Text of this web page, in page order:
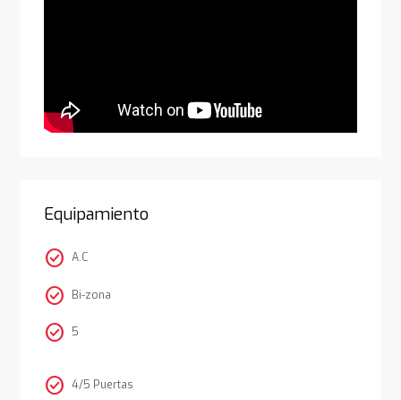
Equipamiento
check_circle A.C
check_circle Bi-zona
check_circle 5
check_circle 4/5 Puertas